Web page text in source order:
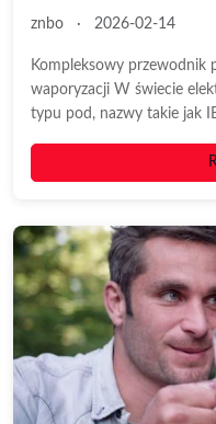
znbo · 2026-02-14
Kompleksowy przewodnik
waporyzacji W świecie
typu pod, nazwy takie jak